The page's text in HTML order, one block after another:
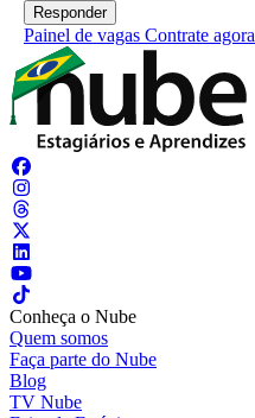
Painel de vagas Contrate agora
Conheça o Nube
Quem somos
Faça parte do Nube
Blog
TV Nube